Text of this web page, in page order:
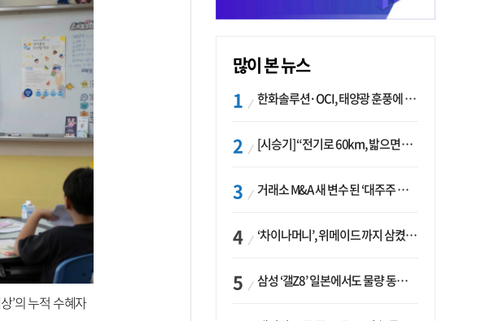
’의 누적 수혜자
많이 본 뉴스
한화솔루션·OCI, 태양광 훈풍에 실적 개선…美 ‘섹션232’ 최대 변수
[시승기] “전기로 60km, 밟으면 462마력”…볼보 XC60 T8의 두 얼굴
거래소 M&A 새 변수 된 ‘대주주 심사’…네이버·두나무 결합도 영향권
‘차이나머니’, 위메이드 까지 삼켰다… K콘텐츠, 글로벌 확장에도 中 투자 ‘경계령’
삼성 ‘갤Z8’ 일본에서도 물량 동났다…애플 참전 앞두고 선두 수성 ‘시험대’